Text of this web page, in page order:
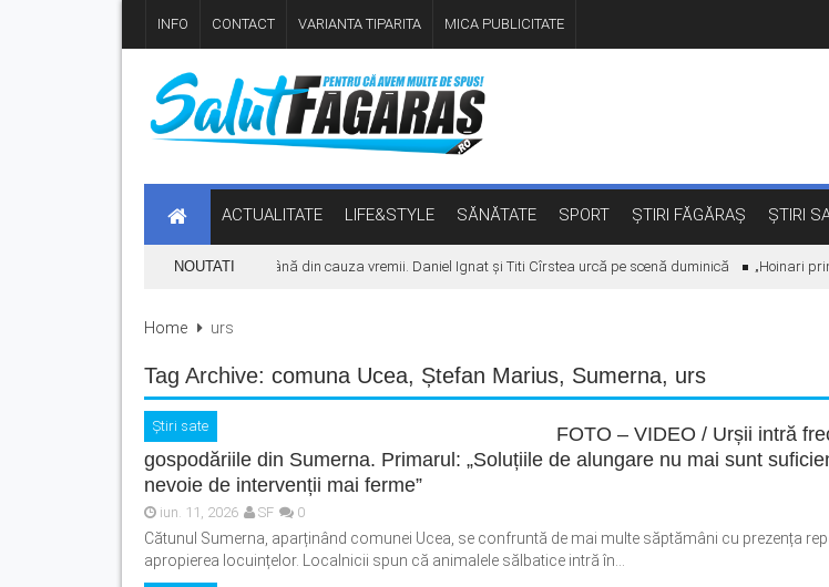
INFO CONTACT VARIANTA TIPARITA MICA PUBLICITATE
ACTUALITATE LIFE&STYLE SĂNĂTATE SPORT ȘTIRI FĂGĂRAȘ ȘTIRI
NOUTATI
Concertul KLUMEA se amână din cauza vremii. Daniel Ignat și Titi Cîrstea urcă pe scenă duminică „Hoinari prin
Home urs
Tag Archive: comuna Ucea, Ștefan Marius, Sumerna, urs
Știri sate
FOTO – VIDEO / Urșii intră
gospodăriile din Sumerna. Primarul: „Soluțiile de alungare nu mai sunt
nevoie de intervenții mai ferme”
iun. 11, 2026 SF 0
Cătunul Sumerna, aparținând comunei Ucea, se confruntă de mai multe săptămâni cu prezența
apropierea locuințelor. Localnicii spun că animalele sălbatice intră în...